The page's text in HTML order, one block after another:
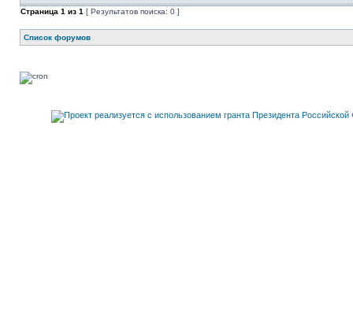
Страница 1 из 1 [ Результатов поиска: 0 ]
Список форумов